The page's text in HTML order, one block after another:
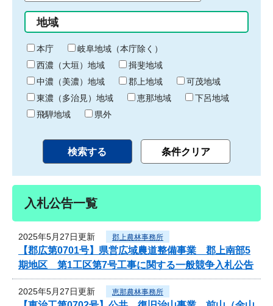
始
り
間
終
わ
り
地域
本庁
岐阜地域（本庁除く）
西濃（大垣）地域
揖斐地域
中濃（美濃）地域
郡上地域
可茂地域
東濃（多治見）地域
恵那地域
下呂地域
飛騨地域
県外
入札公告一覧
2025年5月27日更新 郡上農林事務所
【郡広第0701号】県営広域農道整備事業 郡上南部5
期地区 第1工区第7号工事に関する一般競争入札公告
2025年5月27日更新 恵那農林事務所